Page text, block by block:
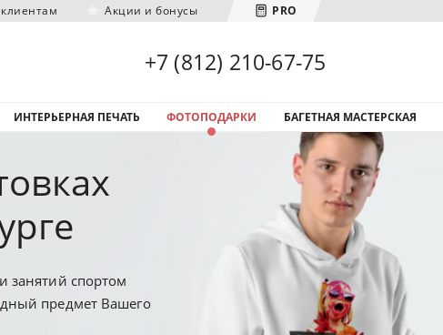
Акции и бонусы PRO
Загрузка городов...
+7 (812) 210-67-75
ИНТЕРЬЕРНАЯ ПЕЧАТЬ ФОТОПОДАРКИ БАГЕТНАЯ МАСТЕРСКАЯ
занятий спортом
предмет Вашего